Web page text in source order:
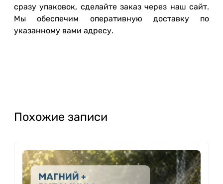
сразу упаковок, сделайте заказ через наш сайт.
Мы обеспечим оперативную доставку по
указанному вами адресу.
Похожие записи